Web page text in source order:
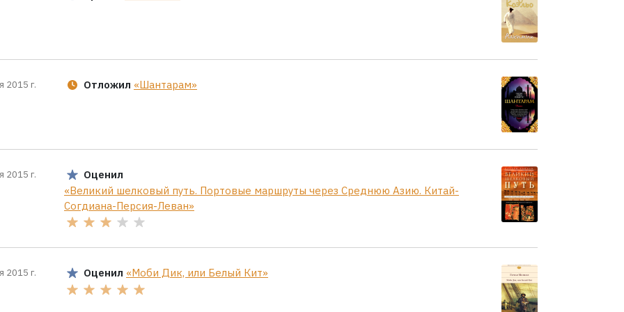
2015 г. Отложил «Шантарам»
2015 г.
Оценил
«Великий шелковый путь. Портовые маршруты через Среднюю Азию. Китай-
Согдиана-Персия-Леван»
2015 г. Оценил «Моби Дик, или Белый Кит»